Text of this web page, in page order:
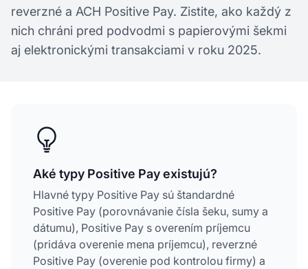
reverzné a ACH Positive Pay. Zistite, ako každý z
nich chráni pred podvodmi s papierovými šekmi
aj elektronickými transakciami v roku 2025.
Aké typy Positive Pay existujú?
Hlavné typy Positive Pay sú štandardné
Positive Pay (porovnávanie čísla šeku, sumy a
dátumu), Positive Pay s overením príjemcu
(pridáva overenie mena príjemcu), reverzné
Positive Pay (overenie pod kontrolou firmy) a